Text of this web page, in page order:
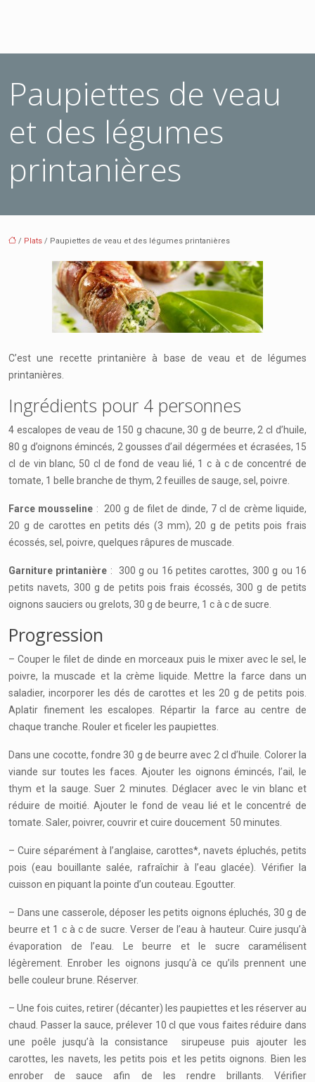
Paupiettes de veau
et des légumes
printanières
/ Plats / Paupiettes de veau et des légumes printanières
C’est une recette printanière à base de veau et de légumes
printanières.
Ingrédients pour 4 personnes
4 escalopes de veau de 150 g chacune, 30 g de beurre, 2 cl d’huile,
80 g d’oignons émincés, 2 gousses d’ail dégermées et écrasées, 15
cl de vin blanc, 50 cl de fond de veau lié, 1 c à c de concentré de
tomate, 1 belle branche de thym, 2 feuilles de sauge, sel, poivre.
Farce mousseline : 200 g de filet de dinde, 7 cl de crème liquide,
20 g de carottes en petits dés (3 mm), 20 g de petits pois frais
écossés, sel, poivre, quelques râpures de muscade.
Garniture printanière : 300 g ou 16 petites carottes, 300 g ou 16
petits navets, 300 g de petits pois frais écossés, 300 g de petits
oignons sauciers ou grelots, 30 g de beurre, 1 c à c de sucre.
Progression
– Couper le filet de dinde en morceaux puis le mixer avec le sel, le
poivre, la muscade et la crème liquide. Mettre la farce dans un
saladier, incorporer les dés de carottes et les 20 g de petits pois.
Aplatir finement les escalopes. Répartir la farce au centre de
chaque tranche. Rouler et ficeler les paupiettes.
Dans une cocotte, fondre 30 g de beurre avec 2 cl d’huile. Colorer la
viande sur toutes les faces. Ajouter les oignons émincés, l’ail, le
thym et la sauge. Suer 2 minutes. Déglacer avec le vin blanc et
réduire de moitié. Ajouter le fond de veau lié et le concentré de
tomate. Saler, poivrer, couvrir et cuire doucement 50 minutes.
– Cuire séparément à l’anglaise, carottes*, navets épluchés, petits
pois (eau bouillante salée, rafraîchir à l’eau glacée). Vérifier la
cuisson en piquant la pointe d’un couteau. Egoutter.
– Dans une casserole, déposer les petits oignons épluchés, 30 g de
beurre et 1 c à c de sucre. Verser de l’eau à hauteur. Cuire jusqu’à
évaporation de l’eau. Le beurre et le sucre caramélisent
légèrement. Enrober les oignons jusqu’à ce qu’ils prennent une
belle couleur brune. Réserver.
– Une fois cuites, retirer (décanter) les paupiettes et les réserver au
chaud. Passer la sauce, prélever 10 cl que vous faites réduire dans
une poêle jusqu’à la consistance sirupeuse puis ajouter les
carottes, les navets, les petits pois et les petits oignons. Bien les
enrober de sauce afin de les rendre brillants. Vérifier